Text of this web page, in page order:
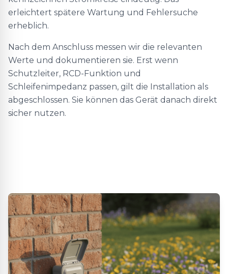
erleichtert spätere Wartung und Fehlersuche
erheblich.
Nach dem Anschluss messen wir die relevanten
Werte und dokumentieren sie. Erst wenn
Schutzleiter, RCD-Funktion und
Schleifenimpedanz passen, gilt die Installation als
abgeschlossen. Sie können das Gerät danach direkt
sicher nutzen.